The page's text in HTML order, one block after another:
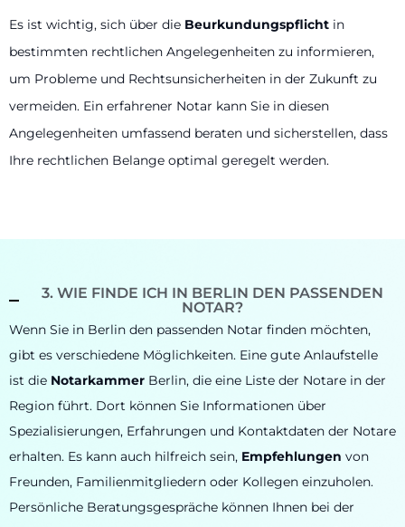
Es ist wichtig, sich über die Beurkundungspflicht in
bestimmten rechtlichen Angelegenheiten zu informieren,
um Probleme und Rechtsunsicherheiten in der Zukunft zu
vermeiden. Ein erfahrener Notar kann Sie in diesen
Angelegenheiten umfassend beraten und sicherstellen, dass
Ihre rechtlichen Belange optimal geregelt werden.
3. WIE FINDE ICH IN BERLIN DEN PASSENDEN
NOTAR?
Wenn Sie in Berlin den passenden Notar finden möchten,
gibt es verschiedene Möglichkeiten. Eine gute Anlaufstelle
ist die Notarkammer Berlin, die eine Liste der Notare in der
Region führt. Dort können Sie Informationen über
Spezialisierungen, Erfahrungen und Kontaktdaten der Notare
erhalten. Es kann auch hilfreich sein, Empfehlungen von
Freunden, Familienmitgliedern oder Kollegen einzuholen.
Persönliche Beratungsgespräche können Ihnen bei der